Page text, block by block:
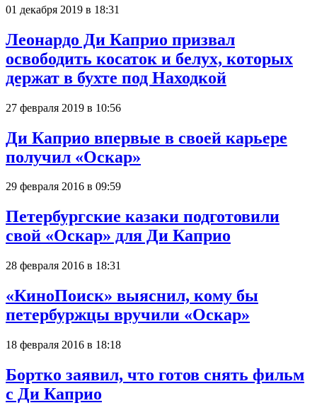
01 декабря 2019 в 18:31
Леонардо Ди Каприо призвал
освободить косаток и белух, которых
держат в бухте под Находкой
27 февраля 2019 в 10:56
Ди Каприо впервые в своей карьере
получил «Оскар»
29 февраля 2016 в 09:59
Петербургские казаки подготовили
свой «Оскар» для Ди Каприо
28 февраля 2016 в 18:31
«КиноПоиск» выяснил, кому бы
петербуржцы вручили «Оскар»
18 февраля 2016 в 18:18
Бортко заявил, что готов снять фильм
с Ди Каприо